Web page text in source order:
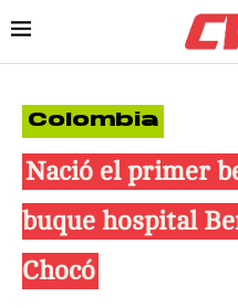
Colombia
Nació el primer
buque hospital
Chocó